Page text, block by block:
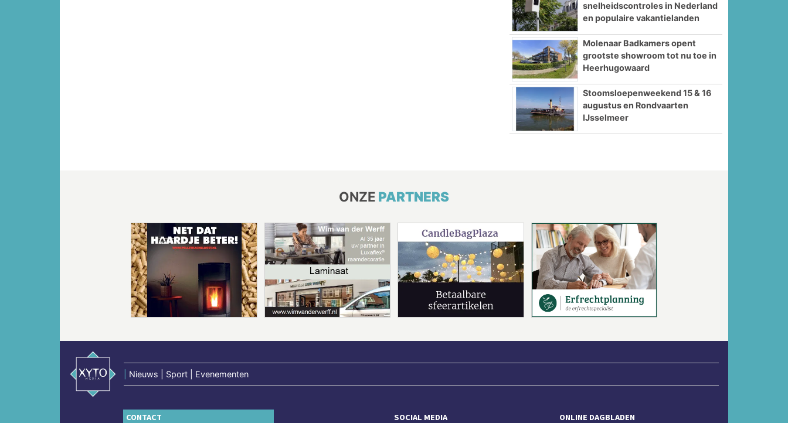
snelheidscontroles in Nederland
en populaire vakantielanden
Molenaar Badkamers opent
grootste showroom tot nu toe in
Heerhugowaard
Stoomsloepenweekend 15 & 16
augustus en Rondvaarten
IJsselmeer
ONZE PARTNERS
Nieuws | Sport | Evenementen
CONTACT SOCIAL MEDIA ONLINE DAGBLADEN